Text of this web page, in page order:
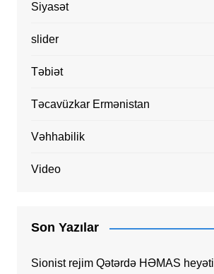
Siyasət
slider
Təbiət
Təcavüzkar Ermənistan
Vəhhabilik
Video
Son Yazılar
Sionist rejim Qətərdə HƏMAS